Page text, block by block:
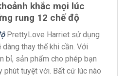
khắc mọi lúc
rung 12 chế độ
PrettyLove Harriet sử dụng
thay thế khi cần. Với
bỉ, sản phẩm cho phép bạn
phút tuyệt vời. Bất cứ lúc nào